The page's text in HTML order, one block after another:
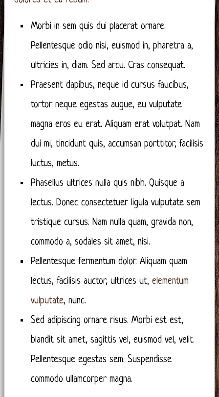
Morbi in sem quis dui placerat ornare.
Pellentesque odio nisi, euismod in, pharetra a,
ultricies in, diam. Sed arcu. Cras consequat.
Praesent dapibus, neque id cursus faucibus,
tortor neque egestas augue, eu vulputate
magna eros eu erat. Aliquam erat volutpat. Nam
dui mi, tincidunt quis, accumsan porttitor, facilisis
luctus, metus.
Phasellus ultrices nulla quis nibh. Quisque a
lectus. Donec consectetuer ligula vulputate sem
tristique cursus. Nam nulla quam, gravida non,
commodo a, sodales sit amet, nisi.
Pellentesque fermentum dolor. Aliquam quam
lectus, facilisis auctor, ultrices ut, elementum
vulputate, nunc.
Sed adipiscing ornare risus. Morbi est est,
blandit sit amet, sagittis vel, euismod vel, velit.
Pellentesque egestas sem. Suspendisse
commodo ullamcorper magna.